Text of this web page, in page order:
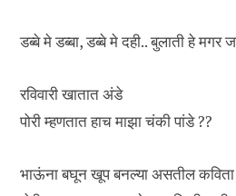
डब्बे मे डब्बा, डब्बे मे दही.. बुलाती हे मगर
रविवारी खातात अंडे
पोरी म्हणतात हाच माझा चंकी पांडे ??
भाऊंना बघून खूप बनल्या असतील कविता